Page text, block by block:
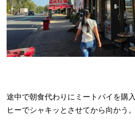
途中で朝食代わりにミートパイを購
ヒーでシャキッとさせてから向かう。